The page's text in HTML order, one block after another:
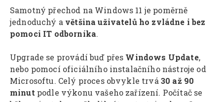
Samotný přechod na Windows 11 je poměrně
jednoduchý a většina uživatelů ho zvládne i bez
pomoci IT odborníka.
Upgrade se provádí buď přes Windows Update,
nebo pomocí oficiálního instalačního nástroje od
Microsoftu. Celý proces obvykle trvá 30 až 90
minut podle výkonu vašeho zařízení. Počítač se